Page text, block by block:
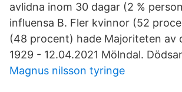
avlidna inom 30 dagar (2 %
influensa B. Fler kvinnor (52
(48 procent) hade Majoriteten av
1929 - 12.04.2021 Mölndal.
Magnus nilsson tyringe